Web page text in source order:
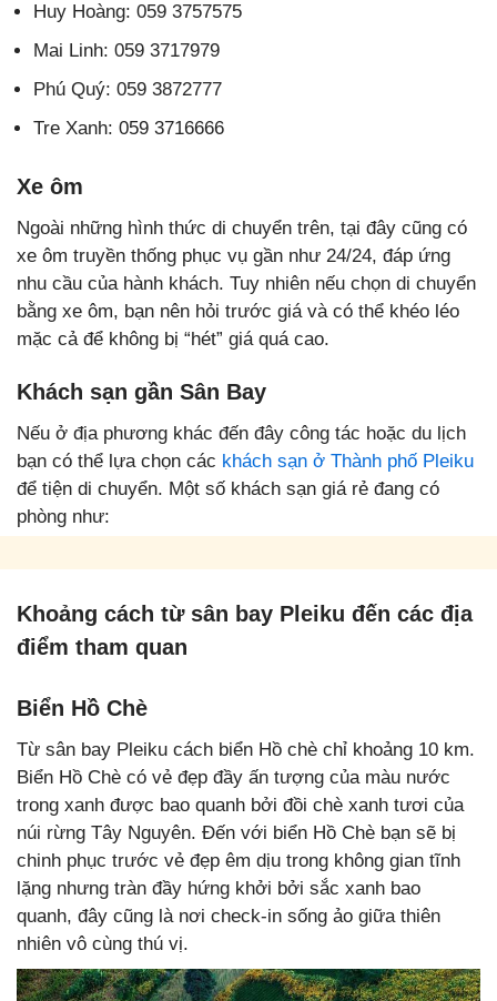
Huy Hoàng: 059 3757575
Mai Linh: 059 3717979
Phú Quý: 059 3872777
Tre Xanh: 059 3716666
Xe ôm
Ngoài những hình thức di chuyển trên, tại đây cũng có
xe ôm truyền thống phục vụ gần như 24/24, đáp ứng
nhu cầu của hành khách. Tuy nhiên nếu chọn di chuyển
bằng xe ôm, bạn nên hỏi trước giá và có thể khéo léo
mặc cả để không bị “hét” giá quá cao.
Khách sạn gần Sân Bay
Nếu ở địa phương khác đến đây công tác hoặc du lịch
bạn có thể lựa chọn các khách sạn ở Thành phố Pleiku
để tiện di chuyển. Một số khách sạn giá rẻ đang có
phòng như:
Khoảng cách từ sân bay Pleiku đến các địa
điểm tham quan
Biển Hồ Chè
Từ sân bay Pleiku cách biển Hồ chè chỉ khoảng 10 km.
Biển Hồ Chè có vẻ đẹp đầy ấn tượng của màu nước
trong xanh được bao quanh bởi đồi chè xanh tươi của
núi rừng Tây Nguyên. Đến với biển Hồ Chè bạn sẽ bị
chinh phục trước vẻ đẹp êm dịu trong không gian tĩnh
lặng nhưng tràn đầy hứng khởi bởi sắc xanh bao
quanh, đây cũng là nơi check-in sống ảo giữa thiên
nhiên vô cùng thú vị.